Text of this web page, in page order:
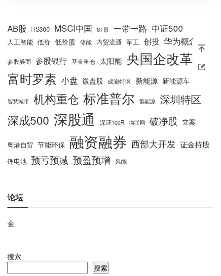
AB股 HS300 MSCI中国 ST股 一带一路 中证500
人工智能 低价 低价股 储能 内贸流通 军工 创投 华为概念
参股券商 参股银行 基金重仓 太阳能 央国企改革
富时罗素 小盘 微盘股 成渝特区 新能源 新能源车
智慧城市 机构重仓 标准普尔 氢能源 深圳特区
深成500 深股通 深证100R 物联网 破净股 立案
粤港自贸 节能环保 融资融券 西部大开发 证金持股
锂电池 预亏预减 预盈预增 风能
论坛
金
搜索
搜索